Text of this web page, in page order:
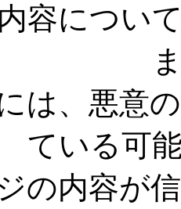
容につい
は、悪意
ている可
の内容が